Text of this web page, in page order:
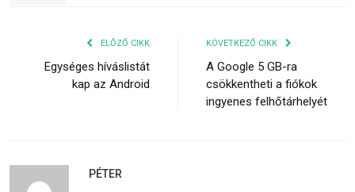
ELŐZŐ CIKK
Egységes híváslistát
kap az Android
KÖVETKEZŐ CIKK
A Google 5 GB-ra
csökkentheti a fiókok
ingyenes felhőtárhelyét
PÉTER